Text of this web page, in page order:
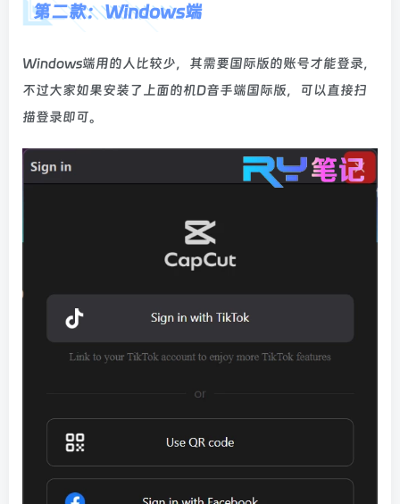
第二款：Windows端
Windows端用的人比较少，其需要国际版的账号才能登录，
不过大家如果安装了上面的机D音手端国际版，可以直接扫
描登录即可。